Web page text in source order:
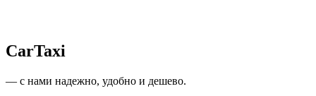
CarTaxi
— с нами надежно, удобно и дешево.